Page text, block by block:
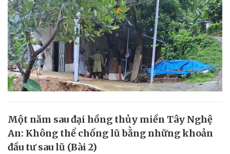
Một năm sau đại hồng thủy miền Tây Nghệ
An: Không thể chống lũ bằng những khoản
đầu tư sau lũ (Bài 2)